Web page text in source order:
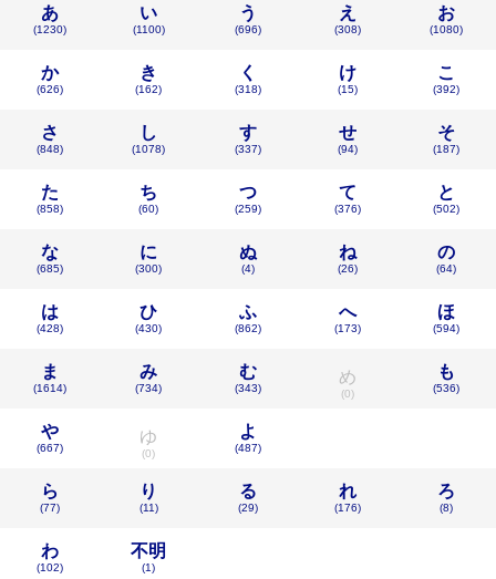
あ
(1230)
い
(1100)
う
(696)
え
(308)
お
(1080)
か
(626)
き
(162)
く
(318)
け
(15)
こ
(392)
さ
(848)
し
(1078)
す
(337)
せ
(94)
そ
(187)
た
(858)
ち
(60)
つ
(259)
て
(376)
と
(502)
な
(685)
に
(300)
ぬ
(4)
ね
(26)
の
(64)
は
(428)
ひ
(430)
ふ
(862)
へ
(173)
ほ
(594)
ま
(1614)
み
(734)
む
(343)
め
(0)
も
(536)
や
(667)
ゆ
(0)
よ
(487)
ら
(77)
り
(11)
る
(29)
れ
(176)
ろ
(8)
わ
(102)
不明
(1)